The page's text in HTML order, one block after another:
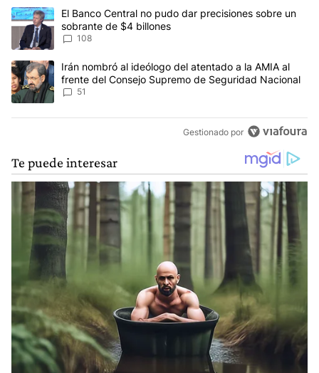
Este listado muestra los artículos con más comentarios en los
Un artículo de tendencia con el título "El Banco Central no pudo
El Banco Central no pudo dar precisiones sobre un
sobrante de $4 billones
108
Un artículo de tendencia con el título "Irán nombró al ideólogo
Irán nombró al ideólogo del atentado a la AMIA al
frente del Consejo Supremo de Seguridad Nacional
51
Gestionado por